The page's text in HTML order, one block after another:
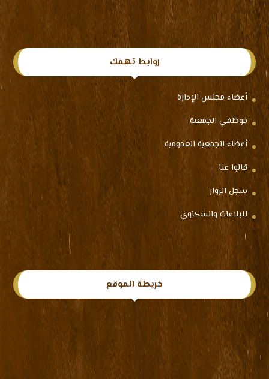
روابط تهمك
أعضاء مجلس الإدارة
موظفي الجمعية
أعضاء الجمعية العمومية
قالوا عنا
سجل الزوار
للبلاغات والشكاوي
خريطة الموقع